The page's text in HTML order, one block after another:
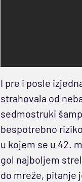
I pre i posle
strahovala od
sedmostruki
bespotrebno
u kojem se u 42.
gol najboljem
do mreže, pitanje